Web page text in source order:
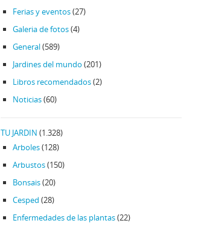
Ferias y eventos(27)
Galeria de fotos(4)
General(589)
Jardines del mundo (201)
Libros recomendados(2)
Noticias(60)
TU JARDIN (1.328)
Arboles(128)
Arbustos(150)
Bonsais(20)
Cesped (28)
Enfermedades de las plantas(22)